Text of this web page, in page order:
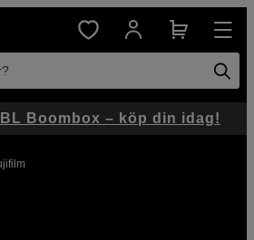
Boombox – köp din idag!